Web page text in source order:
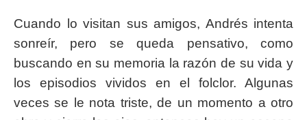
Cuando lo visitan sus amigos, Andrés intenta
sonreír, pero se queda pensativo, como
buscando en su memoria la razón de su vida y
los episodios vividos en el folclor. Algunas
veces se le nota triste, de un momento a otro